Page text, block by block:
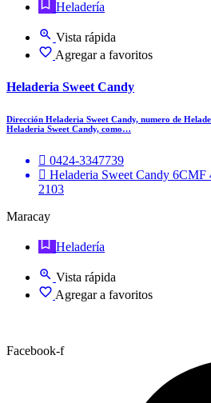
Heladería
Vista rápida
Agregar a favoritos
Heladeria Sweet Candy
Dirección Heladeria Sweet Candy, numero de
Heladeria Sweet Candy, como…
0424-3347739
Heladeria Sweet Candy
2103
Maracay
Heladería
Vista rápida
Agregar a favoritos
Facebook-f